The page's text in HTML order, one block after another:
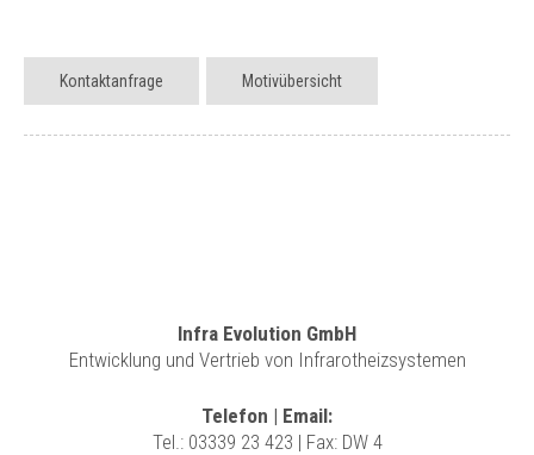
Kontaktanfrage Motivübersicht
Infra Evolution GmbH
Entwicklung und Vertrieb von Infrarotheizsystemen
Telefon | Email:
Tel.: 03339 23 423 | Fax: DW 4